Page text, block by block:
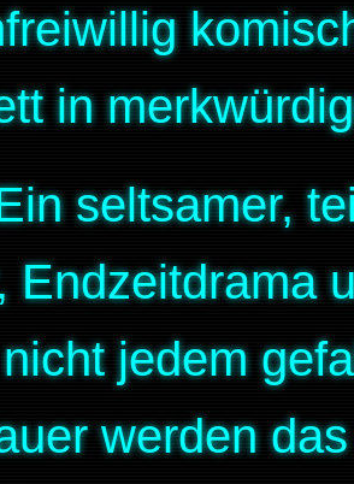
in
seltsamer,
Endzeitdrama
jedem
werden